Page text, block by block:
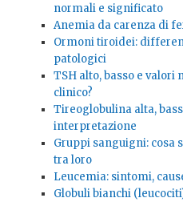
normali e significato
Anemia da carenza di
Ormoni tiroidei:
patologici
TSH alto, basso e
clinico?
Tireoglobulina alta,
interpretazione
Gruppi sanguigni: cosa
tra loro
Leucemia: sintomi,
Globuli bianchi